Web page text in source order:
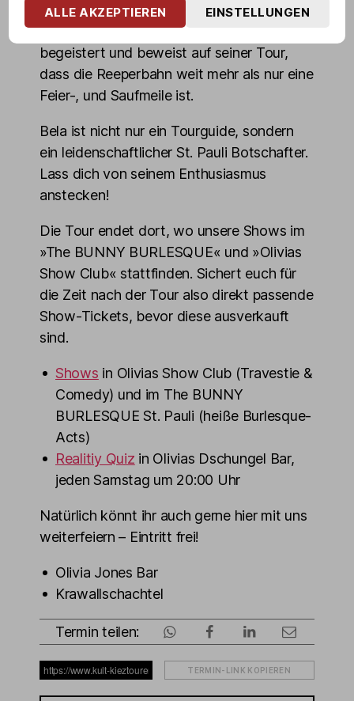
die Möglichkeiten, die wir hier auf nur
einem Quadratkilometer haben“, sagt Bela
begeistert und beweist auf seiner Tour,
dass die Reeperbahn weit mehr als nur eine
Feier-, und Saufmeile ist.
Bela ist nicht nur ein Tourguide, sondern
ein leidenschaftlicher St. Pauli Botschafter.
Lass dich von seinem Enthusiasmus
anstecken!
Die Tour endet dort, wo unsere Shows im
»The BUNNY BURLESQUE« und »Olivias
Show Club« stattfinden. Sichert euch für
die Zeit nach der Tour also direkt passende
Show-Tickets, bevor diese ausverkauft
sind.
Shows in Olivias Show Club (Travestie &
Comedy) und im The BUNNY
BURLESQUE St. Pauli (heiße Burlesque-
Acts)
Realitiy Quiz in Olivias Dschungel Bar,
jeden Samstag um 20:00 Uhr
Natürlich könnt ihr auch gerne hier mit uns
weiterfeiern – Eintritt frei!
Olivia Jones Bar
Krawallschachtel
Termin teilen:
TERMIN-LINK KOPIEREN
ALLE AKZEPTIEREN EINSTELLUNGEN